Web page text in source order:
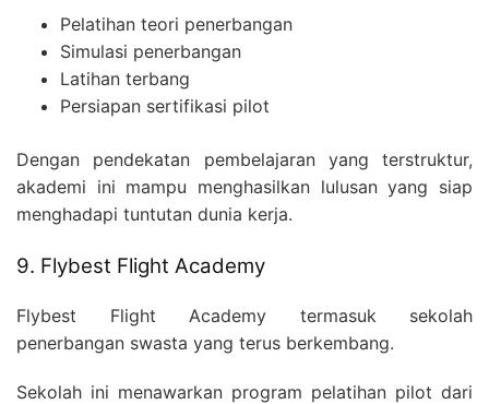
FOR:
Pelatihan teori penerbangan
Simulasi penerbangan
Latihan terbang
Persiapan sertifikasi pilot
Dengan pendekatan pembelajaran yang terstruktur,
akademi ini mampu menghasilkan lulusan yang siap
menghadapi tuntutan dunia kerja.
9. Flybest Flight Academy
Flybest Flight Academy termasuk sekolah
penerbangan swasta yang terus berkembang.
Sekolah ini menawarkan program pelatihan pilot dari